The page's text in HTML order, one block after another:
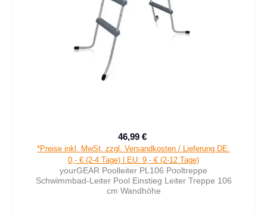
Verkaufspreis:
46,99 €
*Preise inkl. MwSt. zzgl. Versandkosten / Lieferung DE:
0,- € (2-4 Tage) | EU: 9,- € (2-12 Tage)
yourGEAR Poolleiter PL106 Pooltreppe
Schwimmbad-Leiter Pool Einstieg Leiter Treppe 106
cm Wandhöhe